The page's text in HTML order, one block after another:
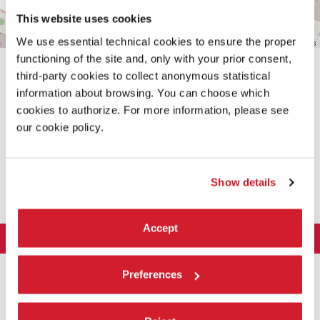
This website uses cookies
We use essential technical cookies to ensure the proper
functioning of the site and, only with your prior consent,
third-party cookies to collect anonymous statistical
information about browsing. You can choose which
cookies to authorize. For more information, please see
our cookie policy.
Show details
Accept
Preferences
Leaflet| ©OpenStreetMapcontributors
Storia
Esposizione
ARCHITETTURA 2027